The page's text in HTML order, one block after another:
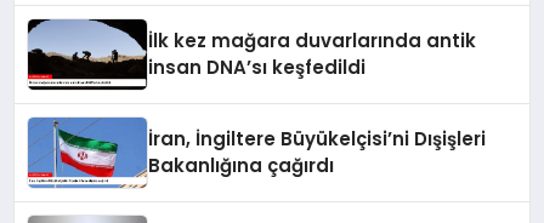
İlk kez mağara duvarlarında antik
insan DNA’sı keşfedildi
İran, İngiltere Büyükelçisi’ni Dışişleri
Bakanlığına çağırdı